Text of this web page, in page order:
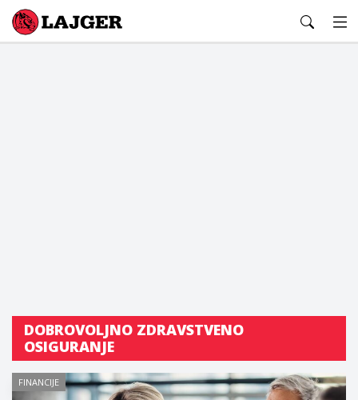
Lajger
DOBROVOLJNO ZDRAVSTVENO
OSIGURANJE
FINANCIJE